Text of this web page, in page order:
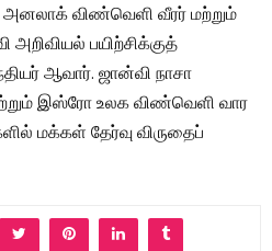
விண்வெளி வீரர் மற்றும்
பயிற்சிக்குத்
ஆவார். ஜான்வி நாசா
இஸ்ரோ உலக விண்வெளி வார
மக்கள் தேர்வு விருதைப்